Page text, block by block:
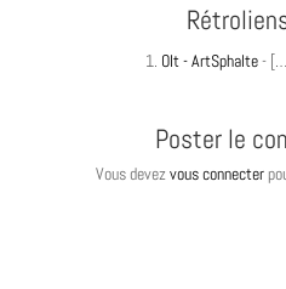
Olt - ArtSphalte-
Poster le
Vous devezvous connecter